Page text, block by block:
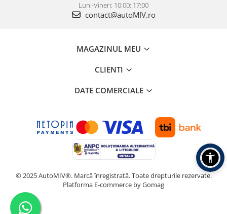
Luni-Vineri: 10:00: 17:00
contact@autoMIV.ro
MAGAZINUL MEU
CLIENTI
DATE COMERCIALE
© 2025 AutoMIV®. Marcă înregistrată. Toate drepturile rezervate.
Platforma E-commerce by Gomag